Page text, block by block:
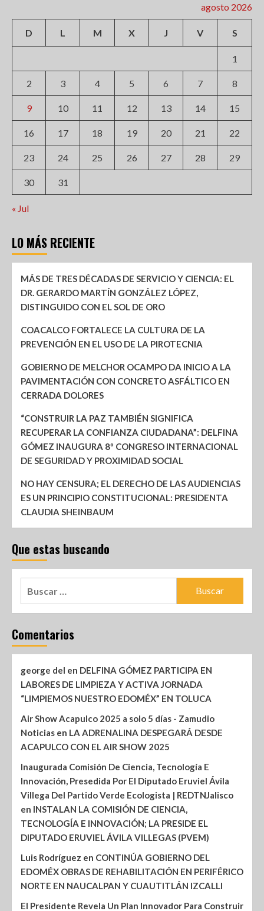
agosto 2026
D L M X J V S
1
2 3 4 5 6 7 8
9 10 11 12 13 14 15
16 17 18 19 20 21 22
23 24 25 26 27 28 29
30 31
« Jul
LO MÁS RECIENTE
MÁS DE TRES DÉCADAS DE SERVICIO Y CIENCIA: EL
DR. GERARDO MARTÍN GONZÁLEZ LÓPEZ,
DISTINGUIDO CON EL SOL DE ORO
COACALCO FORTALECE LA CULTURA DE LA
PREVENCIÓN EN EL USO DE LA PIROTECNIA
GOBIERNO DE MELCHOR OCAMPO DA INICIO A LA
PAVIMENTACIÓN CON CONCRETO ASFÁLTICO EN
CERRADA DOLORES
“CONSTRUIR LA PAZ TAMBIÉN SIGNIFICA
RECUPERAR LA CONFIANZA CIUDADANA”: DELFINA
GÓMEZ INAUGURA 8º CONGRESO INTERNACIONAL
DE SEGURIDAD Y PROXIMIDAD SOCIAL
NO HAY CENSURA; EL DERECHO DE LAS AUDIENCIAS
ES UN PRINCIPIO CONSTITUCIONAL: PRESIDENTA
CLAUDIA SHEINBAUM
Que estas buscando
Comentarios
george del en DELFINA GÓMEZ PARTICIPA EN
LABORES DE LIMPIEZA Y ACTIVA JORNADA
“LIMPIEMOS NUESTRO EDOMÉX” EN TOLUCA
Air Show Acapulco 2025 a solo 5 días - Zamudio
Noticias en LA ADRENALINA DESPEGARÁ DESDE
ACAPULCO CON EL AIR SHOW 2025
Inaugurada Comisión De Ciencia, Tecnología E
Innovación, Presedida Por El Diputado Eruviel Ávila
Villega Del Partido Verde Ecologista | REDTNJalisco
en INSTALAN LA COMISIÓN DE CIENCIA,
TECNOLOGÍA E INNOVACIÓN; LA PRESIDE EL
DIPUTADO ERUVIEL ÁVILA VILLEGAS (PVEM)
Luis Rodríguez en CONTINÚA GOBIERNO DEL
EDOMÉX OBRAS DE REHABILITACIÓN EN PERIFÉRICO
NORTE EN NAUCALPAN Y CUAUTITLÁN IZCALLI
El Presidente Revela Un Plan Innovador Para Construir